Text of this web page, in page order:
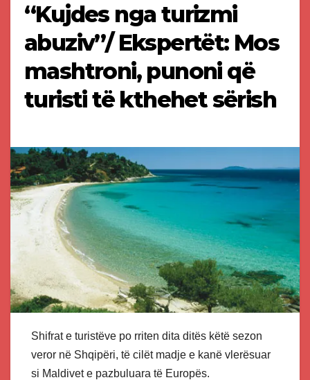
“Kujdes nga turizmi
abuziv”/ Ekspertët: Mos
mashtroni, punoni që
turisti të kthehet sërish
Shifrat e turistëve po rriten dita ditës këtë sezon
veror në Shqipëri, të cilët madje e kanë vlerësuar
si Maldivet e pazbuluara të Europës.